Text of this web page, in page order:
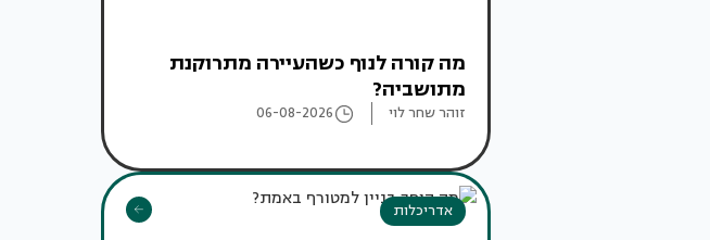
מה קורה לנוף כשהעיירה מתרוקנת
מתושביה?
זוהר שחר לוי 06-08-2026
אדריכלות